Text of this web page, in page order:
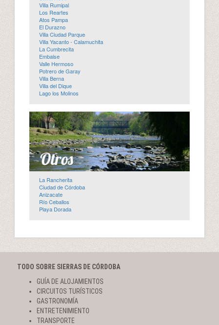
Villa Rumipal
Los Reartes
Atos Pampa
El Durazno
Villa Ciudad Parque
Villa Yacanto - Calamuchita
La Cumbrecita
Embalse
Valle Hermoso
Potrero de Garay
Villa Berna
Villa del Dique
Lago los Molinos
La Rancherita
Ciudad de Córdoba
Anizacate
Río Ceballos
Playa Dorada
TODO SOBRE SIERRAS DE CÓRDOBA
GUÍA DE ALOJAMIENTOS
CIRCUITOS TURÍSTICOS
GASTRONOMÍA
ENTRETENIMIENTO
TRANSPORTE